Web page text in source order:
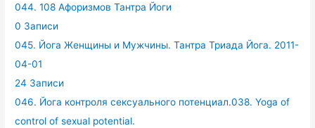
044. 108 Афоризмов Тантра Йоги
0 Записи
045. Йога Женщины и Мужчины. Тантра Триада Йога. 2011-
04-01
24 Записи
046. Йога контроля сексуального потенциал.038. Yoga of
control of sexual potential.